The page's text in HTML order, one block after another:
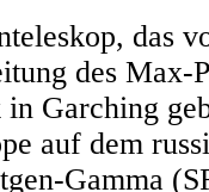
das
des Max-
Garching
auf dem
Gamma